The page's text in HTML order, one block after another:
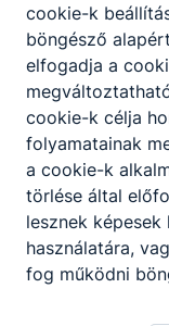
Szakmák
Gépi és CNC
cookie-k
böngésző
elfogadja a
cookie-k célja
folyamatainak
a cookie-k
törlése által
lesznek
használatára,
fog működni